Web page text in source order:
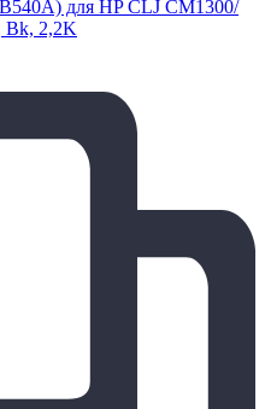
для HP CLJ CM1300/
Bk, 2,2K